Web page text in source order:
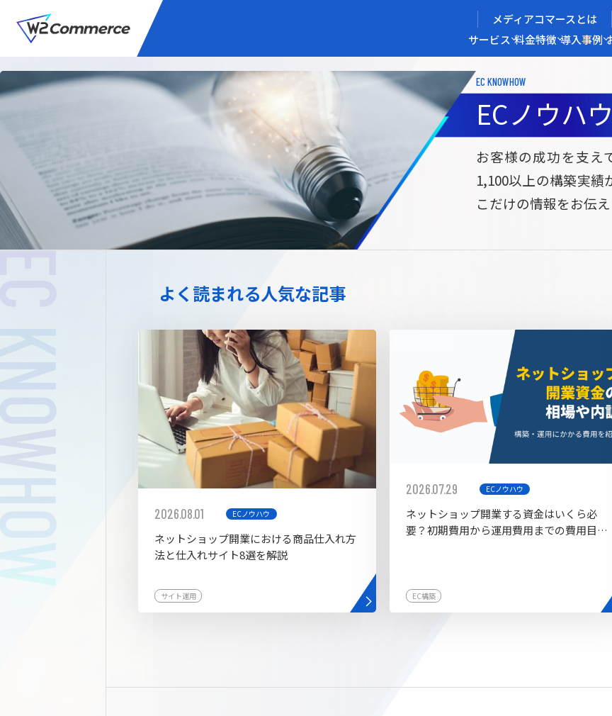
メディアコマースとは
サービス 料金特徴 導入事例
メディアコマースを実現する
サービス
BtoC向けECサイト構築
W2Commerce
Unified
サブスク/定期通販ECサイト構築
Commerce
拡張プラグイン一覧 AIカスタマイズ開発 AI
メディアコマースとは 選ばれる理由 開
導入企業インタビュ
お役立ち資料
EC KNOWHOW
ECノウハウ
お客様の成功を支え
1,100以上の構築実績
こだけの情報をお伝え
よく読まれる人気な記事
2026.08.01 ECノウハウ
ネットショップ開業における商品仕入れ方
法と仕入れサイト8選を解説
サイト運用
2026.07.29 ECノウハウ
ネットショップ開業する資金はいくら必
要？初期費用から運用費用までの費用目安
EC構築